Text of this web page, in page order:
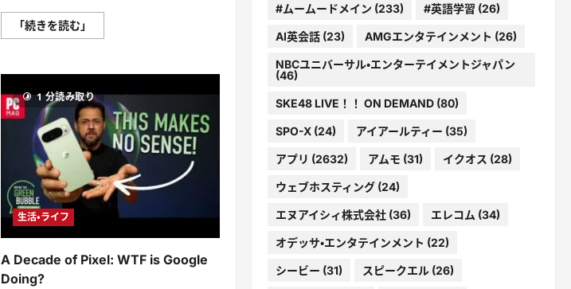
「続きを読む」
on
て
さ
ら
に
読
む
1 分読み取り
生活・ライフ
A Decade of Pixel: WTF is Google
Doing?
#ムームードメイン (233) #英語学習 (26)
AI英会話(23) AMGエンタテインメント (26)
NBCユニバーサル・エンターテイメントジャパン
(46)
SKE48 LIVE！！ ON DEMAND(80)
SPO-X(24) アイアールティー (35)
アプリ (2632) アムモ (31) イクオス (28)
ウェブホスティング(24)
エヌアイシィ株式会社(36) エレコム (34)
オデッサ・エンタテインメント (22)
シービー (31) スピークエル(26)